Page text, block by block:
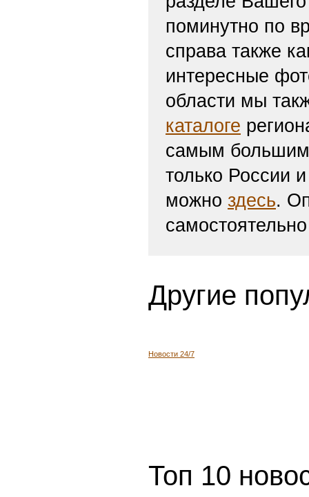
поминутно по
справа также
интересные
области мы
каталоге
самым большим
только России
можно здесь.
Другие
Новости 24/7
Топ 10